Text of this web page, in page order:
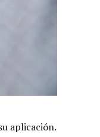
aplicación.